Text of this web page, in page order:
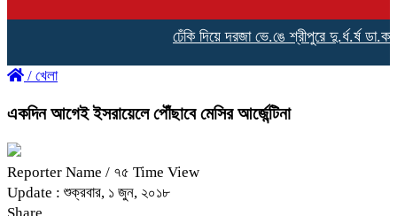
ঢেঁকি দিয়ে দরজা ভে.ঙে শ্রীপুরে দু.র্ধ.র্ষ
/ খেলা
একদিন আগেই ইসরায়েলে পৌঁছাবে মেসির আর্জেন্টিনা
Reporter Name / ৭৫ Time View
Update : শুক্রবার, ১ জুন, ২০১৮